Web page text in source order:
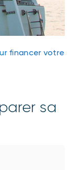
financer votre
sa